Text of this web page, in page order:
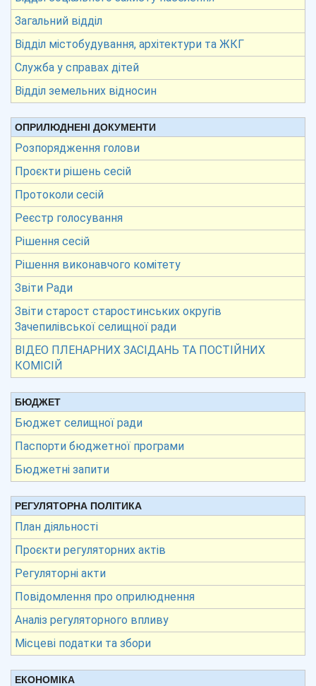
Загальний відділ
Відділ містобудування, архітектури та ЖКГ
Служба у справах дітей
Відділ земельних відносин
ОПРИЛЮДНЕНІ ДОКУМЕНТИ
Розпорядження голови
Проєкти рішень сесій
Протоколи сесій
Реєстр голосування
Рішення сесій
Рішення виконавчого комітету
Звіти Ради
Звіти старост старостинських округів
Зачепилівської селищної ради
ВІДЕО ПЛЕНАРНИХ ЗАСІДАНЬ ТА ПОСТІЙНИХ
КОМІСІЙ
БЮДЖЕТ
Бюджет селищної ради
Паспорти бюджетної програми
Бюджетні запити
РЕГУЛЯТОРНА ПОЛІТИКА
План діяльності
Проєкти регуляторних актів
Регуляторні акти
Повідомлення про оприлюднення
Аналіз регуляторного впливу
Місцеві податки та збори
ЕКОНОМІКА